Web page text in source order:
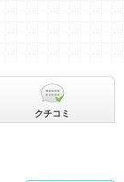
クチコミ